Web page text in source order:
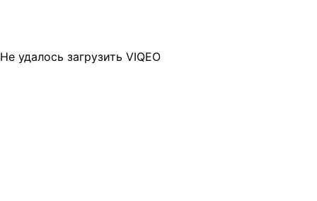
Не удалось загрузить VIQEO